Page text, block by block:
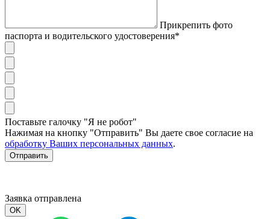
Прикрепить фото
паспорта и водительского удостоверения*
Поставьте галочку "Я не робот"
Нажимая на кнопку "Отправить" Вы даете свое согласие на
обработку Ваших персональных данных.
Отправить
Заявка отправлена
OK